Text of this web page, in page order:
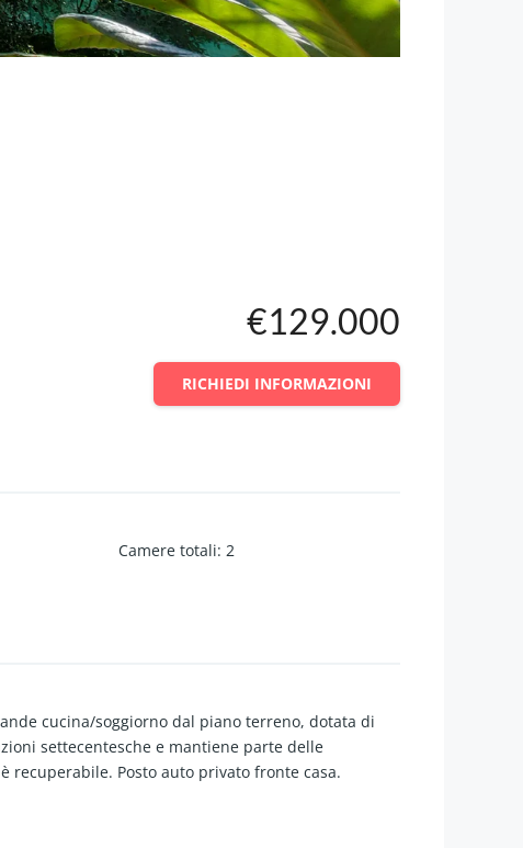
€129.000
RICHIEDI INFORMAZIONI
Camere totali: 2
cucina/soggiorno dal piano terreno, dotata di
settecentesche e mantiene parte delle
recuperabile. Posto auto privato fronte casa.